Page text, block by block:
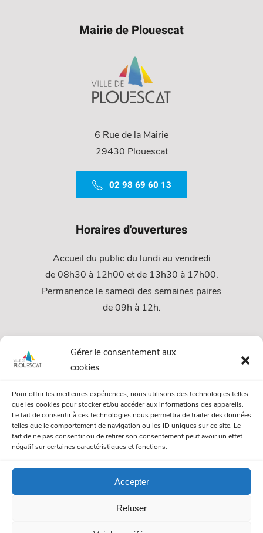
Gérer le consentement aux
cookies
Pour offrir les meilleures expériences, nous utilisons des technologies telles
que les cookies pour stocker et/ou accéder aux informations des appareils.
Le fait de consentir à ces technologies nous permettra de traiter des données
telles que le comportement de navigation ou les ID uniques sur ce site. Le
fait de ne pas consentir ou de retirer son consentement peut avoir un effet
négatif sur certaines caractéristiques et fonctions.
Accepter
Refuser
Mairie de Plouescat
6 Rue de la Mairie
29430 Plouescat
02 98 69 60 13
Horaires d'ouvertures
Accueil du public du lundi au vendredi
de 08h30 à 12h00 et de 13h30 à 17h00.
Permanence le samedi des semaines paires
de 09h à 12h.
Services
Urbanisme
Papiers et citoyenneté
Numéros Utiles
© Mairie de Plouescat. Tous droits réservés. /Mentions légales
Politique de gestion des cookies/Politique de confidentialité